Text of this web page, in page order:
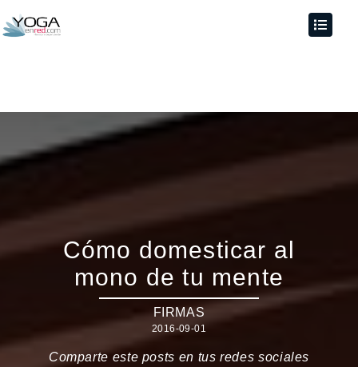
Cómo domesticar al
mono de tu mente
FIRMAS
2016-09-01
Comparte este posts en tus redes sociales